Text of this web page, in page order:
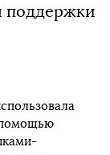
поддержки
помощью